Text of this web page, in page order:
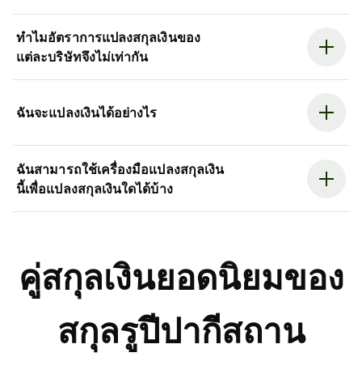
ทำไมอัตราการแปลงสกุลเงินของ
แต่ละบริษัทจึงไม่เท่ากัน
ฉันจะแปลงเงินได้อย่างไร
ฉันสามารถใช้เครื่องมือแปลงสกุลเงิน
นี้เพื่อแปลงสกุลเงินใดได้บ้าง
คู่สกุลเงินยอดนิยมของ
สกุลรูปีปากีสถาน